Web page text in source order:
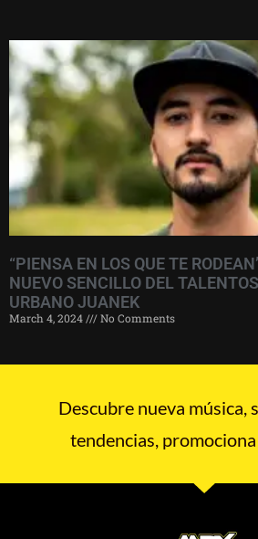
“PIENSA EN LOS QUE TE
NUEVO SENCILLO DEL
URBANO JUANEK
March 4, 2024 No Comments
Descubre nueva música,
tendencias,